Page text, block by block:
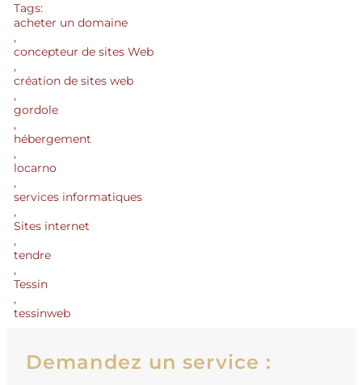
Tags:
acheter un domaine
,
concepteur de sites Web
,
création de sites web
,
gordole
,
hébergement
,
locarno
,
services informatiques
,
Sites internet
,
tendre
,
Tessin
,
tessinweb
Demandez un service :